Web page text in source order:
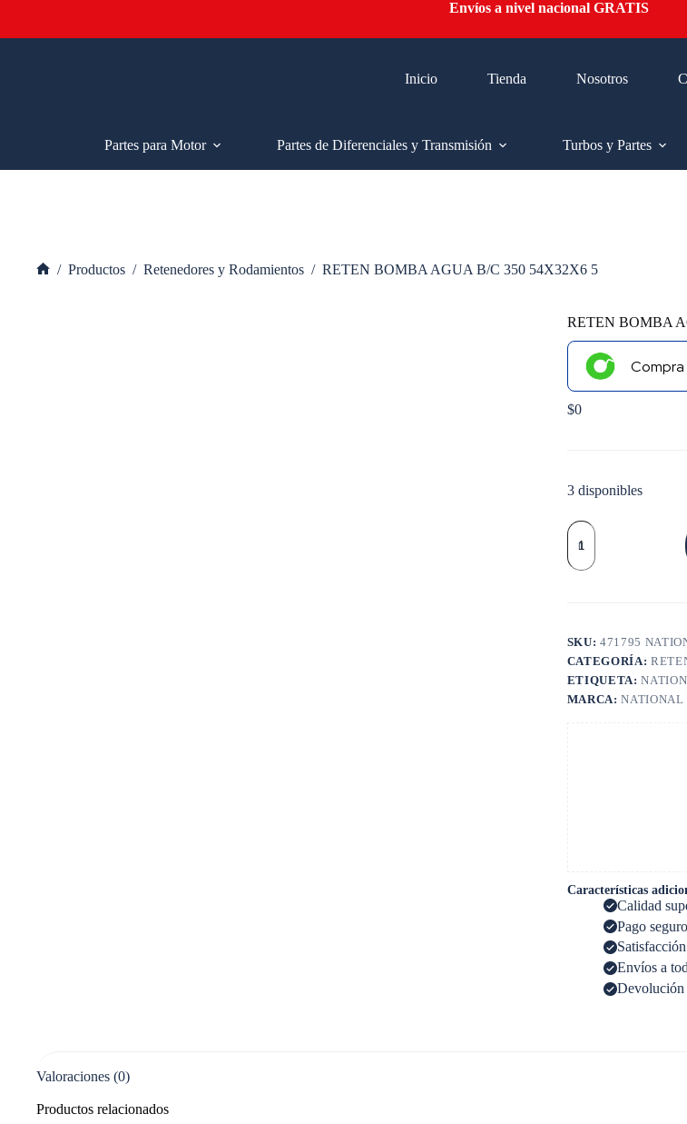
contenido
Envíos a nivel nacional GRATIS
Inicio Tienda Nosotros
Partes para Motor
Partes de Diferenciales y Transmisión Turbos y Partes
/ Productos / Retenedores y Rodamientos / RETEN BOMBA AGUA B/C 350 54X32X6 5
RETEN BOMBA
Compra
$0
3 disponibles
RETEN
BOMBA
AGUA
B/C
cantidad
SKU:471795
CATEGORÍA:
ETIQUETA:
MARCA:NATIONAL
Características
Calidad
Pago seguro
Envíos a
Devolución
Valoraciones (0)
Productos relacionados